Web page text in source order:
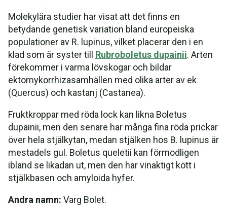
Molekylära studier har visat att det finns en
betydande genetisk variation bland europeiska
populationer av R. lupinus, vilket placerar den i en
klad som är syster till Rubroboletus dupainii. Arten
förekommer i varma lövskogar och bildar
ektomykorrhizasamhällen med olika arter av ek
(Quercus) och kastanj (Castanea).
Fruktkroppar med röda lock kan likna Boletus
dupainii, men den senare har många fina röda prickar
över hela stjälkytan, medan stjälken hos B. lupinus är
mestadels gul. Boletus queletii kan förmodligen
ibland se likadan ut, men den har vinaktigt kött i
stjälkbasen och amyloida hyfer.
Andra namn: Varg Bolet.